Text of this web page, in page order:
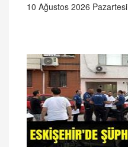
10 Ağustos 2026 Pazartesi